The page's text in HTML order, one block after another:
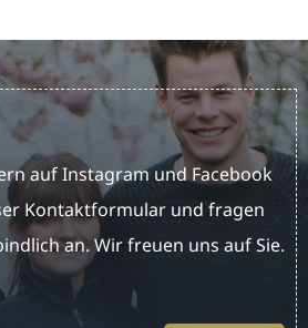
auf Instagram und Facebook
Kontaktformular und fragen
an. Wir freuen uns auf Sie.